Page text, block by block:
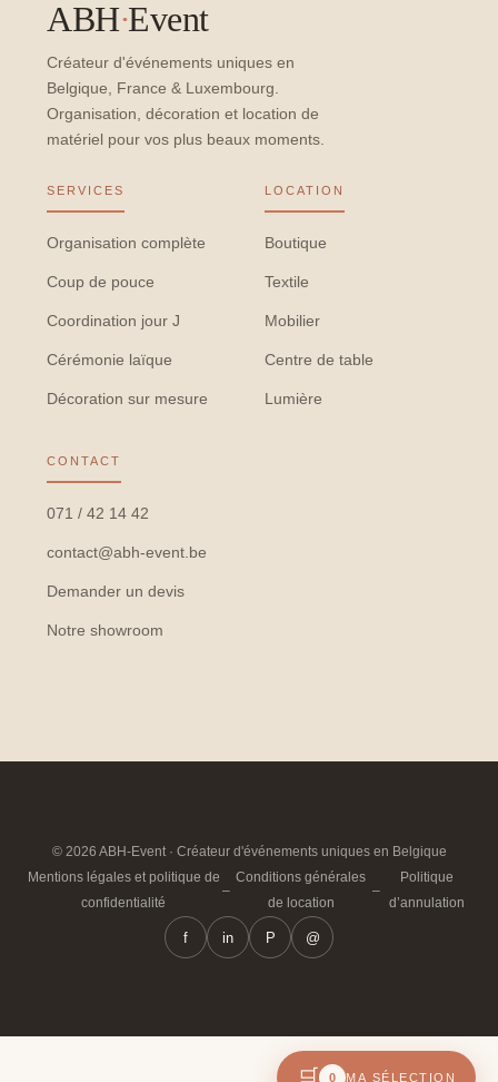
ABH·Event
Créateur d'événements uniques en
Belgique, France & Luxembourg.
Organisation, décoration et location de
matériel pour vos plus beaux moments.
SERVICES
Organisation complète
Coup de pouce
Coordination jour J
Cérémonie laïque
Décoration sur mesure
LOCATION
Boutique
Textile
Mobilier
Centre de table
Lumière
CONTACT
071 / 42 14 42
contact@abh-event.be
Demander un devis
Notre showroom
© 2026 ABH-Event · Créateur d'événements uniques en Belgique
Mentions légales et politique de
confidentialité
–
Conditions générales
de location
–
Politique
d’annulation
f in P @
🛒 0 MA SÉLECTION